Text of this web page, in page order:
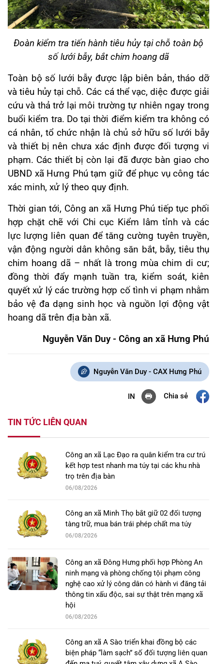
Đoàn kiểm tra tiến hành tiêu hủy tại chỗ toàn bộ
số lưới bẫy, bắt chim hoang dã
Toàn bộ số lưới bẫy được lập biên bản, tháo dỡ
và tiêu hủy tại chỗ. Các cá thể vạc, diệc được giải
cứu và thả trở lại môi trường tự nhiên ngay trong
buổi kiểm tra. Do tại thời điểm kiểm tra không có
cá nhân, tổ chức nhận là chủ sở hữu số lưới bẫy
và thiết bị nên chưa xác định được đối tượng vi
phạm. Các thiết bị còn lại đã được bàn giao cho
UBND xã Hưng Phú tạm giữ để phục vụ công tác
xác minh, xử lý theo quy định.
Thời gian tới, Công an xã Hưng Phú tiếp tục phối
hợp chặt chẽ với Chi cục Kiểm lâm tỉnh và các
lực lượng liên quan để tăng cường tuyên truyền,
vận động người dân không săn bắt, bẫy, tiêu thụ
chim hoang dã – nhất là trong mùa chim di cư;
đồng thời đẩy mạnh tuần tra, kiểm soát, kiên
quyết xử lý các trường hợp cố tình vi phạm nhằm
bảo vệ đa dạng sinh học và nguồn lợi động vật
hoang dã trên địa bàn xã.
Nguyễn Văn Duy - Công an xã Hưng Phú
Nguyễn Văn Duy - CAX Hưng Phú
IN Chia sẻ
TIN TỨC LIÊN QUAN
Công an xã Lạc Đạo ra quân kiểm tra cư trú
kết hợp test nhanh ma túy tại các khu nhà
trọ trên địa bàn
06/08/2026
Công an xã Minh Thọ bắt giữ 02 đối tượng
tàng trữ, mua bán trái phép chất ma túy
06/08/2026
Công an xã Đông Hưng phối hợp Phòng An
ninh mạng và phòng chống tội phạm công
nghệ cao xử lý công dân có hành vi đăng tải
thông tin xấu độc, sai sự thật trên mạng xã
hội
06/08/2026
Công an xã A Sào triển khai đồng bộ các
biện pháp “làm sạch” số đối tượng liên quan